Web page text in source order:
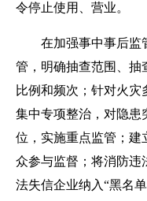
令停止使用、营业。
在加强事中事后监
管，明确抽查范围、抽
比例和频次；针对火
集中专项整治，对隐患
位，实施重点监管；建
众参与监督；将消防违
法失信企业纳入“黑名